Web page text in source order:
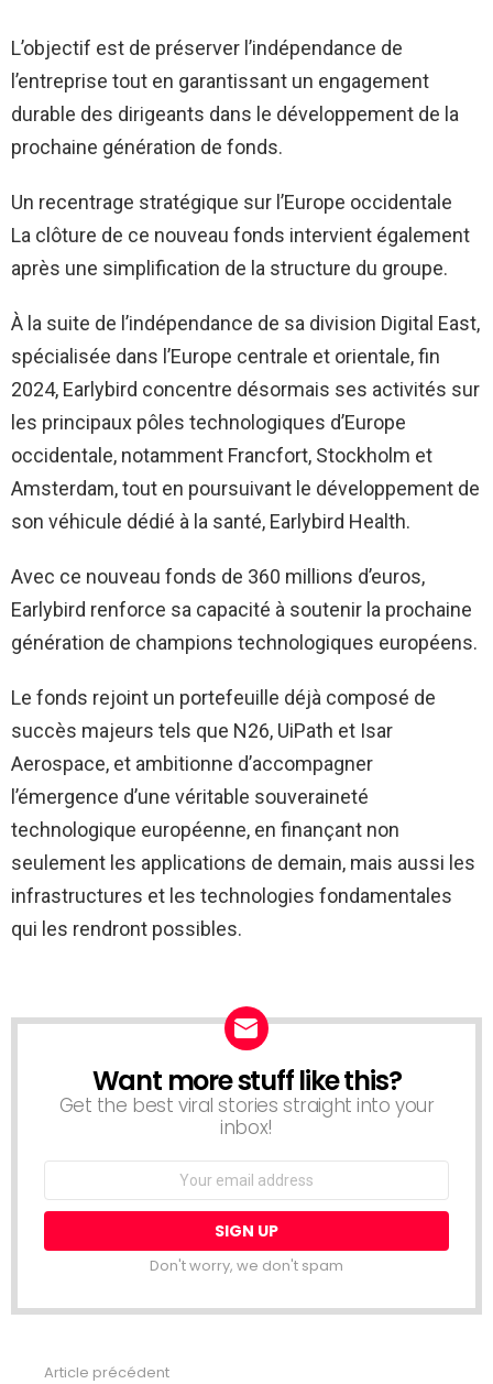
L’objectif est de préserver l’indépendance de
l’entreprise tout en garantissant un engagement
durable des dirigeants dans le développement de la
prochaine génération de fonds.
Un recentrage stratégique sur l’Europe occidentale
La clôture de ce nouveau fonds intervient également
après une simplification de la structure du groupe.
À la suite de l’indépendance de sa division Digital East,
spécialisée dans l’Europe centrale et orientale, fin
2024, Earlybird concentre désormais ses activités sur
les principaux pôles technologiques d’Europe
occidentale, notamment Francfort, Stockholm et
Amsterdam, tout en poursuivant le développement de
son véhicule dédié à la santé, Earlybird Health.
Avec ce nouveau fonds de 360 millions d’euros,
Earlybird renforce sa capacité à soutenir la prochaine
génération de champions technologiques européens.
Le fonds rejoint un portefeuille déjà composé de
succès majeurs tels que N26, UiPath et Isar
Aerospace, et ambitionne d’accompagner
l’émergence d’une véritable souveraineté
technologique européenne, en finançant non
seulement les applications de demain, mais aussi les
infrastructures et les technologies fondamentales
qui les rendront possibles.
NEWSLETTER
Want more stuff like this?
Get the best viral stories straight into your
inbox!
Email
Don't worry, we don't spam
Article précédent